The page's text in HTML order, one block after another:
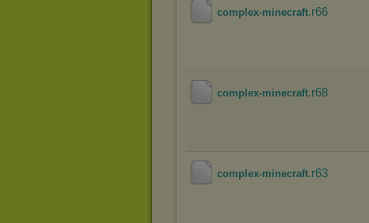
complex-minecraft.r66
complex-minecraft.r68
complex-minecraft.r63